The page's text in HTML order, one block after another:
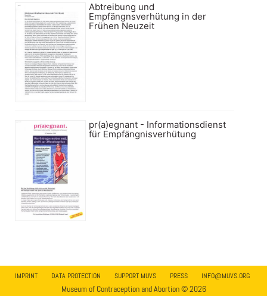
Abtreibung und
Empfängnsverhütung in der
Frühen Neuzeit
pr(a)egnant - Informationsdienst
für Empfängnisverhütung
IMPRINT DATA PROTECTION SUPPORT MUVS PRESS INFO@MUVS.ORG
Museum of Contraception and Abortion © 2026